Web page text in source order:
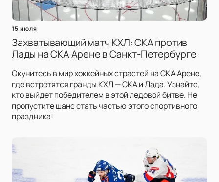
15 июля
Захватывающий матч КХЛ: СКА против
Лады на СКА Арене в Санкт-Петербурге
Окунитесь в мир хоккейных страстей на СКА Арене,
где встретятся гранды КХЛ — СКА и Лада. Узнайте,
кто выйдет победителем в этой ледовой битве. Не
пропустите шанс стать частью этого спортивного
праздника!